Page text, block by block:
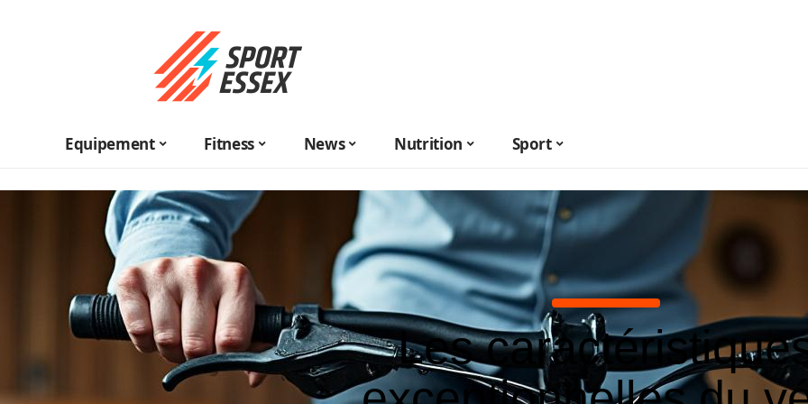
Equipement Fitness News Nutrition Sport
Les